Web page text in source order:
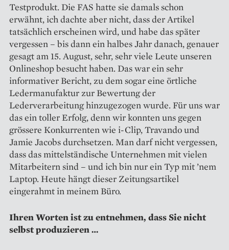
Testprodukt. Die FAS hatte sie damals schon
erwähnt, ich dachte aber nicht, dass der Artikel
tatsächlich erscheinen wird, und habe das später
vergessen – bis dann ein halbes Jahr danach, genauer
gesagt am 15. August, sehr, sehr viele Leute unseren
Onlineshop besucht haben. Das war ein sehr
informativer Bericht, zu dem sogar eine örtliche
Ledermanufaktur zur Bewertung der
Lederverarbeitung hinzugezogen wurde. Für uns war
das ein toller Erfolg, denn wir konnten uns gegen
grössere Konkurrenten wie i-Clip, Travando und
Jamie Jacobs durchsetzen. Man darf nicht vergessen,
dass das mittelständische Unternehmen mit vielen
Mitarbeitern sind – und ich bin nur ein Typ mit ’nem
Laptop. Heute hängt dieser Zeitungsartikel
eingerahmt in meinem Büro.
Ihren Worten ist zu entnehmen, dass Sie nicht
selbst produzieren …